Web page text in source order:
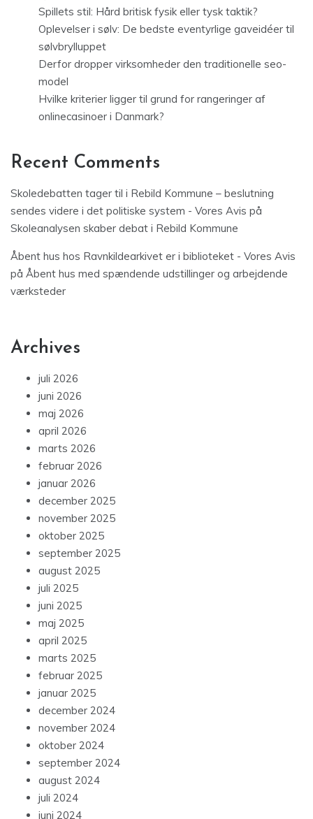
Spillets stil: Hård britisk fysik eller tysk taktik?
Oplevelser i sølv: De bedste eventyrlige gaveidéer til
sølvbrylluppet
Derfor dropper virksomheder den traditionelle seo-
model
Hvilke kriterier ligger til grund for rangeringer af
onlinecasinoer i Danmark?
Recent Comments
Skoledebatten tager til i Rebild Kommune – beslutning
sendes videre i det politiske system - Vores Avis på
Skoleanalysen skaber debat i Rebild Kommune
Åbent hus hos Ravnkildearkivet er i biblioteket - Vores Avis
på Åbent hus med spændende udstillinger og arbejdende
værksteder
Archives
juli 2026
juni 2026
maj 2026
april 2026
marts 2026
februar 2026
januar 2026
december 2025
november 2025
oktober 2025
september 2025
august 2025
juli 2025
juni 2025
maj 2025
april 2025
marts 2025
februar 2025
januar 2025
december 2024
november 2024
oktober 2024
september 2024
august 2024
juli 2024
juni 2024